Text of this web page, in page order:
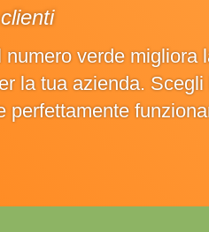
verde
la tua azienda.
perfettamente